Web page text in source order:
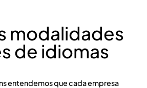
modalidades
de idiomas
entendemos que cada empresa